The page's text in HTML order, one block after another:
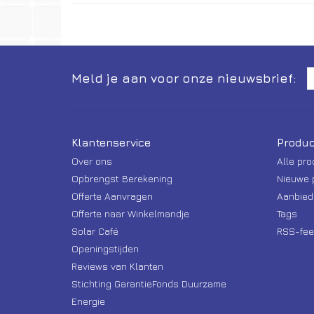
Meld je aan voor onze nieuwsbrief:
Klantenservice
Over ons
Opbrengst Berekening
Offerte Aanvragen
Offerte naar Winkelmandje
Solar Café
Openingstijden
Reviews van Klanten
Stichting GarantieFonds Duurzame
Energie
Alle
Nieuwe
Tags
RSS-